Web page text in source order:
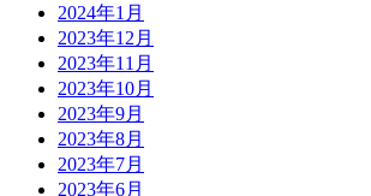
2024年1月
2023年12月
2023年11月
2023年10月
2023年9月
2023年8月
2023年7月
2023年6月